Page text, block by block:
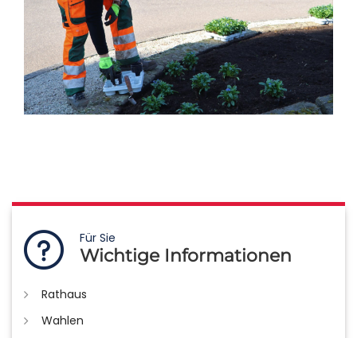
Für Sie
Wichtige Informationen
Rathaus
Wahlen